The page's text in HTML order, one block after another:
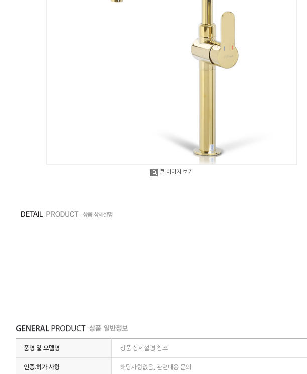
큰 이미지 보기
품명 및 모델명 상품 상세설명 참조
인증.허가 사항 해당사항없음, 관련내용 문의